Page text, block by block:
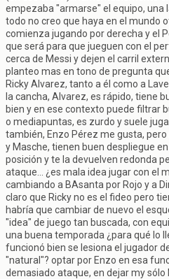
empezaba "armarse" el equipo, una
todo no creo que haya en el mundo
comienza jugando por derecha y el
que será para que jueguen con el
cerca de Messi y dejen el carril
planteo mas en tono de pregunta
Ricky Alvarez, tanto a él como a
la cancha, Alvarez, es rápido, tiene
bien y en ese contexto puede filtrar
o mediapuntas, es zurdo y suele
también, Enzo Pérez me gusta,
y Masche, tienen buen despliegue
posición y te la devuelven redonda
ataque... ¿es mala idea jugar con el
cambiando a BAsanta por Rojo y a
claro que Ricky no es el fideo pero
habría que cambiar de nuevo el
"idea" de juego tan buscada, con
una buena temporada ¿para qué lo
funcionó bien se lesiona el jugador
"natural"? optar por Enzo en esa
demasiado ataque, en dejar my sólo